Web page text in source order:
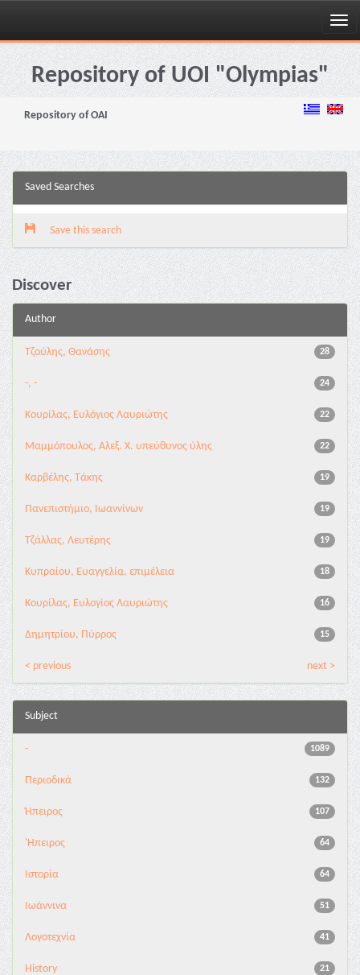
Skip
navigationRepository of UOI "Olympias"
Repository of OAI
Saved Searches
Save this search
Discover
Author
28
Τζούλης, Θανάσης
24
-, -
22
Κουρίλας, Ευλόγιος Λαυριώτης
22
Μαμμόπουλος, Αλεξ. Χ. υπεύθυνος ύλης
19
Καρβέλης, Τάκης
19
Πανεπιστήμιο, Ιωαννίνων
19
Τζάλλας, Λευτέρης
18
Κυπραίου, Ευαγγελία, επιμέλεια
16
Κουρίλας, Ευλογίος Λαυριώτης
15
Δημητρίου, Πύρρος
< previous next >
Subject
1089
-
132
Περιοδικά
107
Ήπειρος
64
'Ηπειρος
64
Ιστορία
51
Ιωάννινα
41
Λογοτεχνία
21
History